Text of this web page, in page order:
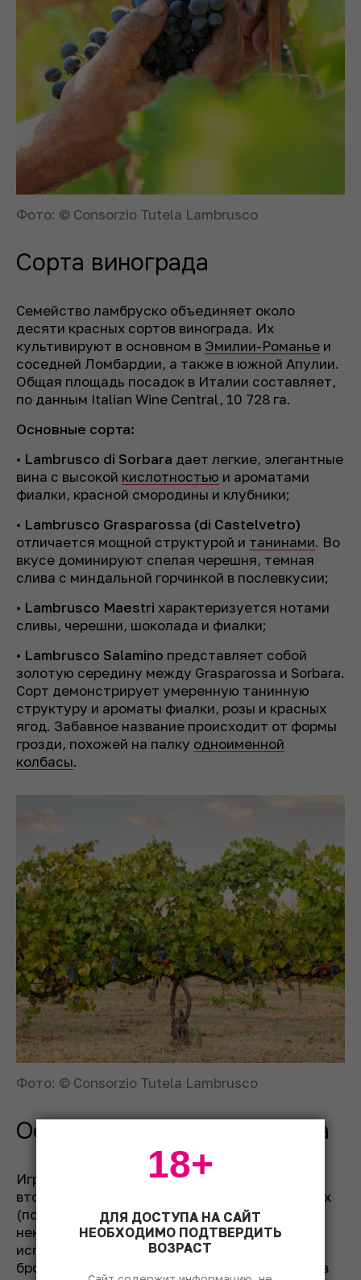
Фото: © Consorzio Tutela Lambrusco
Сорта винограда
Семейство ламбруско объединяет около
десяти красных сортов винограда. Их
культивируют в основном в Эмилии-Романье и
соседней Ломбардии, а также в южной Апулии.
Общая площадь посадок в Италии составляет,
по данным Italian Wine Central, 10 728 га.
Основные сорта:
• Lambrusco di Sorbara дает легкие, элегантные
вина с высокой кислотностью и ароматами
фиалки, красной смородины и клубники;
• Lambrusco Grasparossa (di Castelvetro)
отличается мощной структурой и танинами. Во
вкусе доминируют спелая черешня, темная
слива с миндальной горчинкой в послевкусии;
• Lambrusco Maestri характеризуется нотами
сливы, черешни, шоколада и фиалки;
• Lambrusco Salamino представляет собой
золотую середину между Grasparossa и Sorbara.
Сорт демонстрирует умеренную танинную
структуру и ароматы фиалки, розы и красных
ягод. Забавное название происходит от формы
грозди, похожей на палку одноименной
колбасы.
Фото: © Consorzio Tutela Lambrusco
Особенности производства
Игристое вино Lambrusco получают путем
вторичного брожения в закрытых резервуарах
(по методу Charmat/Martinotti). Однако есть
некоторые производители, которые
используют традиционный (вторичное
брожение в бутылке) или дедовский (розлив в
ДЛЯ ДОСТУПА НА САЙТ
НЕОБХОДИМО ПОДТВЕРДИТЬ
ВОЗРАСТ
18+